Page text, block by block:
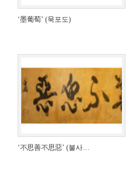
‘墨葡萄’ (묵포도)
‘不思善不思惡’ (불사…